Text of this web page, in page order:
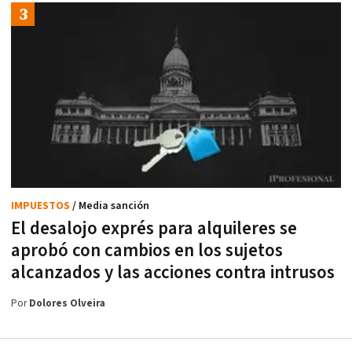
El desalojo exprés para alquileres se
aprobó con cambios en los sujetos
alcanzados y las acciones contra intrusos
IMPUESTOS / Media sanción
PorDolores Olveira